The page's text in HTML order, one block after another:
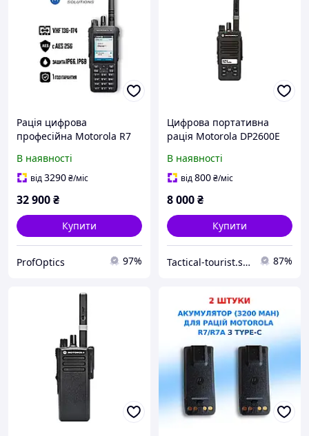
Рація цифрова
професійна Motorola R7
мГц
В наявності
від3290₴/міс
32 900₴
Купити
ProfOptics 97%
Цифрова портативна
рація Motorola DP2600E
В наявності
від800₴/міс
8 000₴
Купити
Tactical-tourist.shop 87%